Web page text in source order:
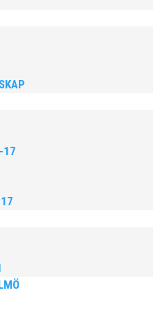
17
följde en kväll med
finansierade denna del av
ett internationellt genombrott
Och en stark tro på